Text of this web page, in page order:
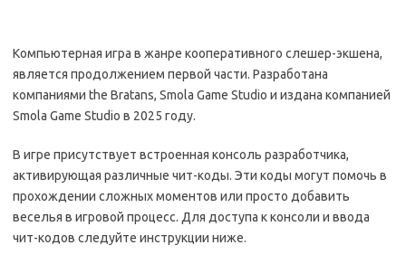
Компьютерная игра в жанре кооперативного слешер-экшена,
является продолжением первой части. Разработана
компаниями the Bratans, Smola Game Studio и издана компанией
Smola Game Studio в 2025 году.
В игре присутствует встроенная консоль разработчика,
активирующая различные чит-коды. Эти коды могут помочь в
прохождении сложных моментов или просто добавить
веселья в игровой процесс. Для доступа к консоли и ввода
чит-кодов следуйте инструкции ниже.